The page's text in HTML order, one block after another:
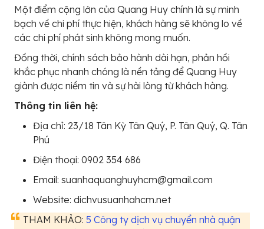
Một điểm cộng lớn của Quang Huy chính là sự minh
bạch về chi phí thực hiện, khách hàng sẽ không lo về
các chi phí phát sinh không mong muốn.
Đồng thời, chính sách bảo hành dài hạn, phản hồi
khắc phục nhanh chóng là nền tảng để Quang Huy
giành được niềm tin và sự hài lòng từ khách hàng.
Thông tin liên hệ:
Địa chỉ: 23/18 Tân Kỳ Tân Quý, P. Tân Quý, Q. Tân
Phú
Điện thoại: 0902 354 686
Email: suanhaquanghuyhcm@gmail.com
Website: dichvusuanhahcm.net
THAM KHẢO: 5 Công ty dịch vụ chuyển nhà quận